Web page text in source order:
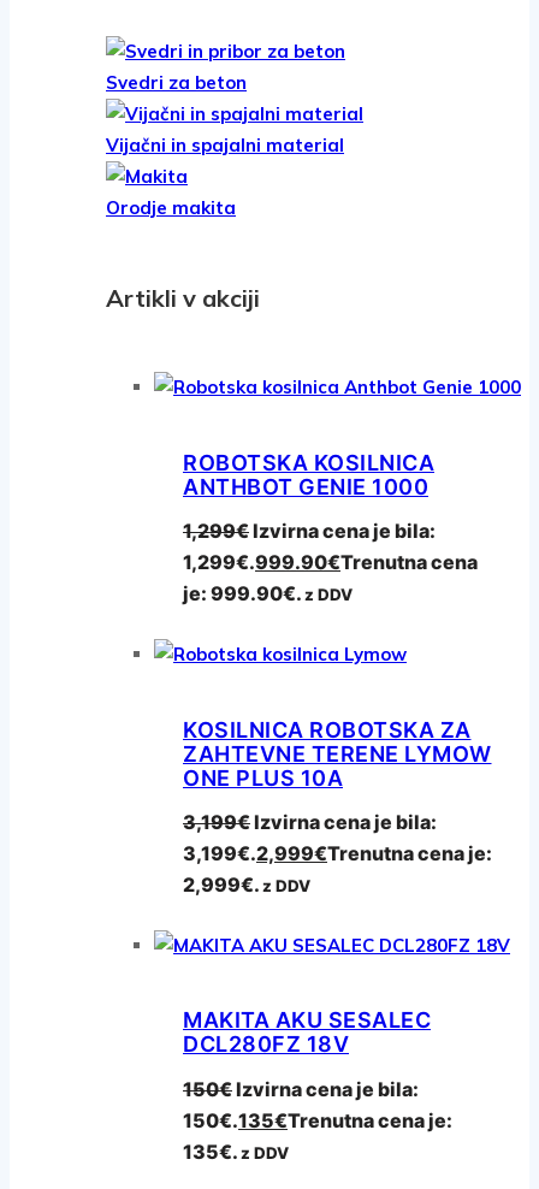
Svedri za beton
Vijačni in spajalni material
Orodje makita
Artikli v akciji
ROBOTSKA KOSILNICA
ANTHBOT GENIE 1000
1,299€Izvirna cena je bila:
1,299€.999.90€Trenutna cena
je: 999.90€.z DDV
KOSILNICA ROBOTSKA ZA
ZAHTEVNE TERENE LYMOW
ONE PLUS 10A
3,199€Izvirna cena je bila:
3,199€.2,999€Trenutna cena je:
2,999€.z DDV
MAKITA AKU SESALEC
DCL280FZ 18V
150€Izvirna cena je bila:
150€.135€Trenutna cena je:
135€.z DDV